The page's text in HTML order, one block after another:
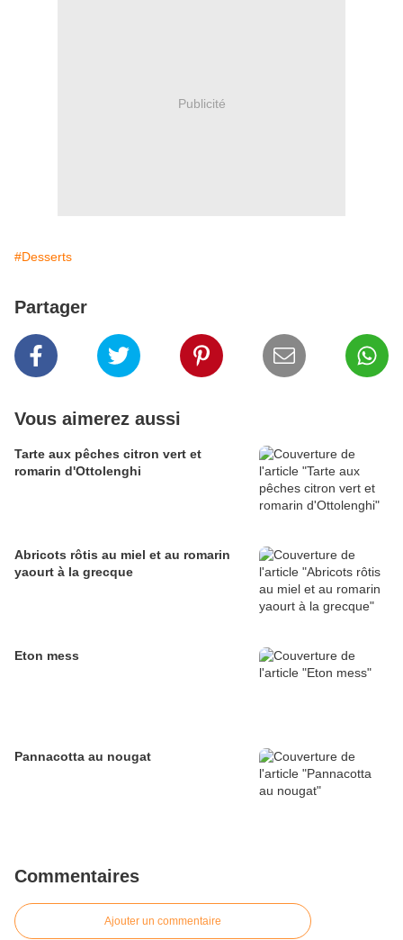
Publicité
#Desserts
Partager
Vous aimerez aussi
Tarte aux pêches citron vert et
romarin d'Ottolenghi
Abricots rôtis au miel et au romarin
yaourt à la grecque
Eton mess
Pannacotta au nougat
Commentaires
Ajouter un commentaire